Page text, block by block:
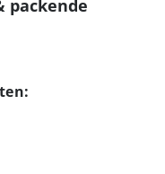
packende